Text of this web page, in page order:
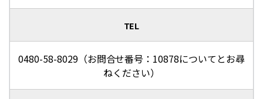
TEL
0480-58-8029（お問合せ番号：10878についてとお尋
ねください）